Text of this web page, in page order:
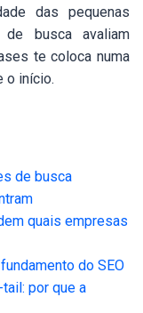
das pequenas
busca avaliam
te coloca numa
o início.
de busca
quais empresas
do SEO
por que a